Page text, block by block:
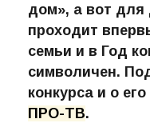
дом», а вот для
проходит
семьи и в Год
символичен.
конкурса и о
ПРО-ТВ.